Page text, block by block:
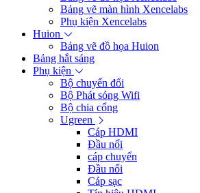
Bảng vẽ màn hình Xencelabs
Phụ kiện Xencelabs
Huion
Bảng vẽ đồ họa Huion
Bảng hắt sáng
Phụ kiện
Bộ chuyển đổi
Bộ Phát sóng Wifi
Bộ chia cổng
Ugreen
Cáp HDMI
Đầu nối
cáp chuyển
Đầu nối
Cáp sạc